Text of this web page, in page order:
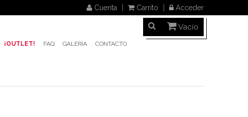
Cuenta Carrito Acceder
Vacío
¡OUTLET! FAQ GALERÍA CONTACTO